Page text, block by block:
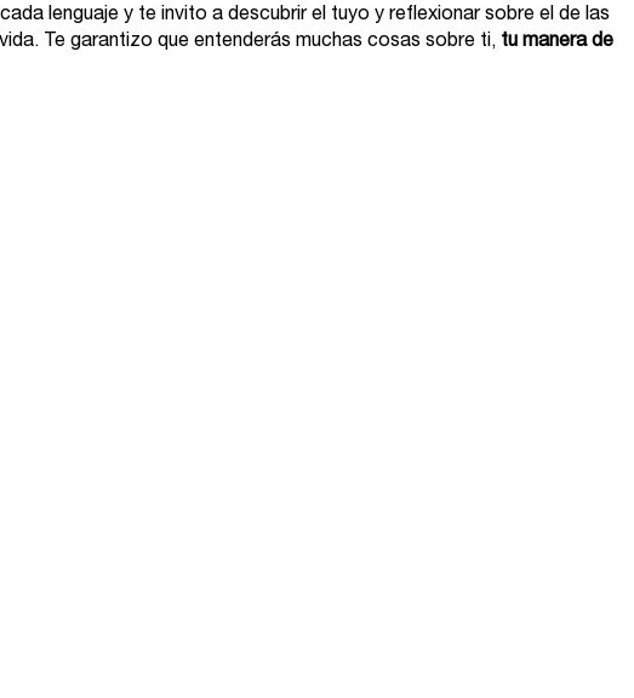
lenguaje y te invito a descubrir el tuyo y reflexionar sobre el de las
Te garantizo que entenderás muchas cosas sobre ti, tu manera de